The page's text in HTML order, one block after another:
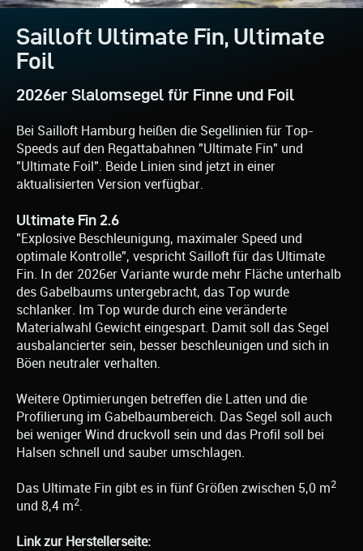
Sailloft Ultimate Fin, Ultimate
Foil
2026er Slalomsegel für Finne und Foil
Bei Sailloft Hamburg heißen die Segellinien für Top-
Speeds auf den Regattabahnen "Ultimate Fin" und
"Ultimate Foil". Beide Linien sind jetzt in einer
aktualisierten Version verfügbar.
Ultimate Fin 2.6
"Explosive Beschleunigung, maximaler Speed und
optimale Kontrolle", vespricht Sailloft für das Ultimate
Fin. In der 2026er Variante wurde mehr Fläche unterhalb
des Gabelbaums untergebracht, das Top wurde
schlanker. Im Top wurde durch eine veränderte
Materialwahl Gewicht eingespart. Damit soll das Segel
ausbalancierter sein, besser beschleunigen und sich in
Böen neutraler verhalten.
Weitere Optimierungen betreffen die Latten und die
Profilierung im Gabelbaumbereich. Das Segel soll auch
bei weniger Wind druckvoll sein und das Profil soll bei
Halsen schnell und sauber umschlagen.
Das Ultimate Fin gibt es in fünf Größen zwischen 5,0 m2
und 8,4 m2.
Link zur Herstellerseite: